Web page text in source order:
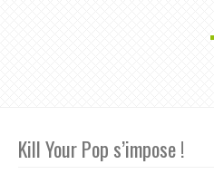
Kill Your Pop s’impose !